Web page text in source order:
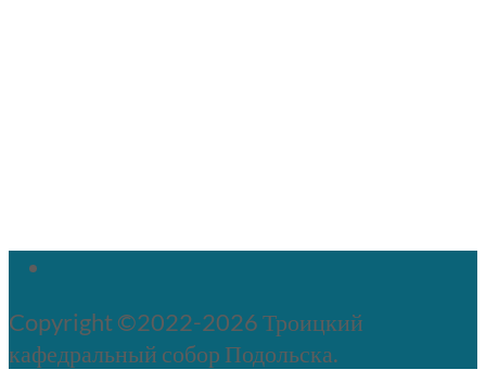
Copyright ©2022-2026 Троицкий
кафедральный собор Подольска.